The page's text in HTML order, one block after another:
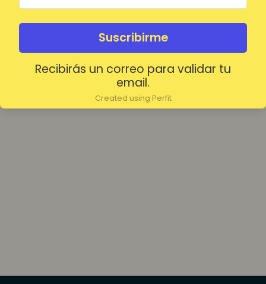
Suscribirme
Recibirás un correo para validar tu
email.
Created using Perfit
Mantenerme conectado
Acceder